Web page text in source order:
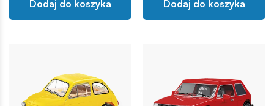
Dodaj do koszyka Dodaj do koszyka